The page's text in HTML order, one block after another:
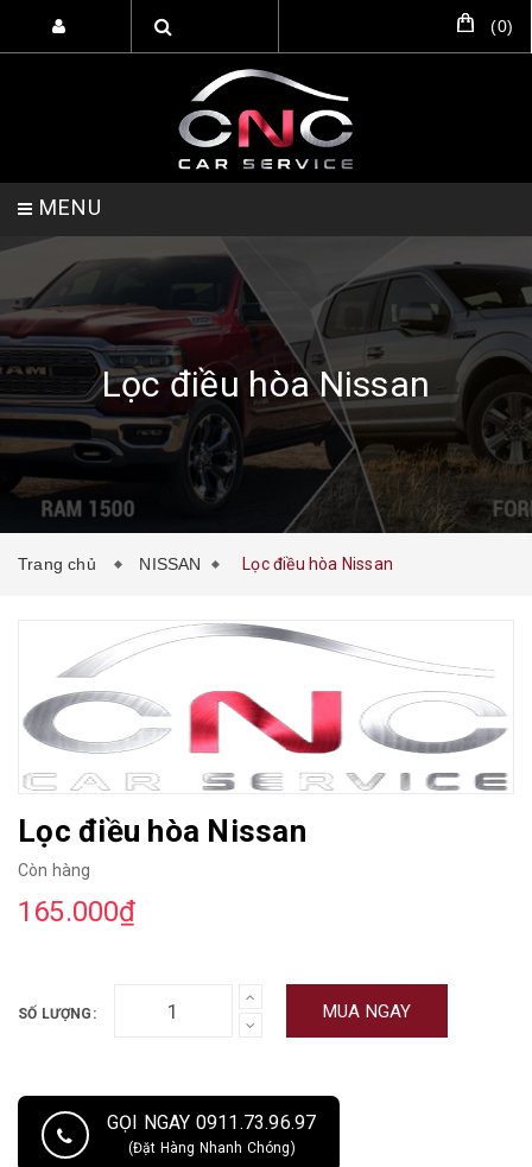
(0)
MENU
TRANG CHỦ DỊCH VỤ SẢN PHẨM
HỖ TRỢ SETUP GARA LIÊN HỆ
Lọc điều hòa Nissan
Trang chủ NISSAN Lọc điều hòa Nissan
Lọc điều hòa Nissan
Còn hàng
165.000₫
SỐ LƯỢNG: MUA NGAY
GỌI NGAY 0911.73.96.97
(Đặt Hàng Nhanh Chóng)